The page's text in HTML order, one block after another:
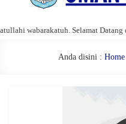
wabarakatuh. Selamat Datang di
Anda disini : Home